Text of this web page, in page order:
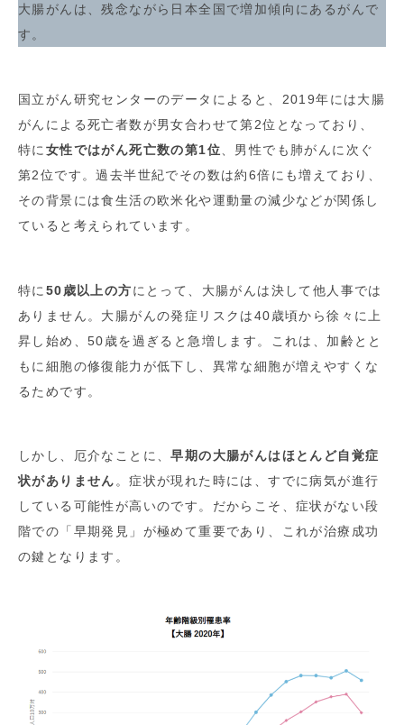
大腸がんは、残念ながら日本全国で増加傾向にあるがんで
す。
国立がん研究センターのデータによると、2019年には大腸
がんによる死亡者数が男女合わせて第2位となっており、
特に 女性ではがん死亡数の第1位 、男性でも肺がんに次ぐ
第2位です。過去半世紀でその数は約6倍にも増えており、
その背景には食生活の欧米化や運動量の減少などが関係し
ていると考えられています。
特に 50歳以上の方にとって、大腸がんは決して他人事では
ありません。大腸がんの発症リスクは40歳頃から徐々に上
昇し始め、50歳を過ぎると急増します。これは、加齢とと
もに細胞の修復能力が低下し、異常な細胞が増えやすくな
るためです。
しかし、厄介なことに、早期の大腸がんはほとんど自覚症
状がありません。症状が現れた時には、すでに病気が進行
している可能性が高いのです。だからこそ、症状がない段
階での「早期発見」が極めて重要であり、これが治療成功
の鍵となります。